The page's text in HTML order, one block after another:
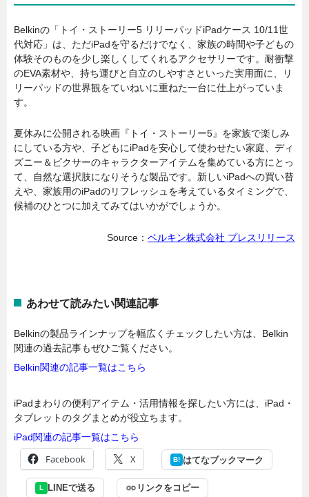
Belkinの「トイ・ストーリー5 リリーパッドiPadケース 10/11世
代対応」は、ただiPadを守るだけでなく、家族の時間や子どもの
体験そのものを少し楽しくしてくれるアクセサリーです。耐衝撃
のEVA素材や、持ち運びと自立のしやすさといった実用面に、リ
リーパッドの世界観をていねいに重ねた一台に仕上がっていま
す。
夏休みに公開される映画『トイ・ストーリー5』を家族で楽しみ
にしている方や、子どもにiPadを安心して使わせたい家庭、ディ
ズニー＆ピクサーのキャラクターアイテムを集めている方にとっ
て、自然な選択肢になりそうな製品です。新しいiPadへの買い替
えや、家族用のiPadのリフレッシュを考えているタイミングで、
候補のひとつに加えてみてはいかがでしょうか。
Source： ベルキン株式会社 プレスリリース
あわせて読みたい関連記事
Belkinの製品ラインナップを幅広くチェックしたい方は、Belkin
関連の過去記事もぜひご覧ください。
Belkin関連の記事一覧はこちら
iPadまわりの便利アイテム・活用情報を探したい方には、iPad・
タブレットのタグまとめが役立ちます。
iPad関連の記事一覧はこちら
Facebook X B! はてなブックマーク
L LINEで送る リンクをコピー